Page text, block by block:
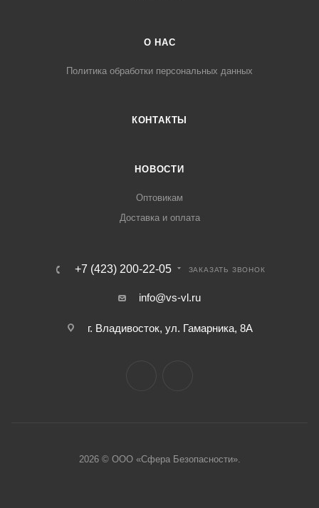
О НАС
Политика обработки персональных данных
КОНТАКТЫ
НОВОСТИ
Оптовикам
Доставка и оплата
+7 (423) 200-22-05 ЗАКАЗАТЬ ЗВОНОК
info@vs-vl.ru
г. Владивосток, ул. Гамарника, 8А
2026 © ООО «Сфера Безопасности».